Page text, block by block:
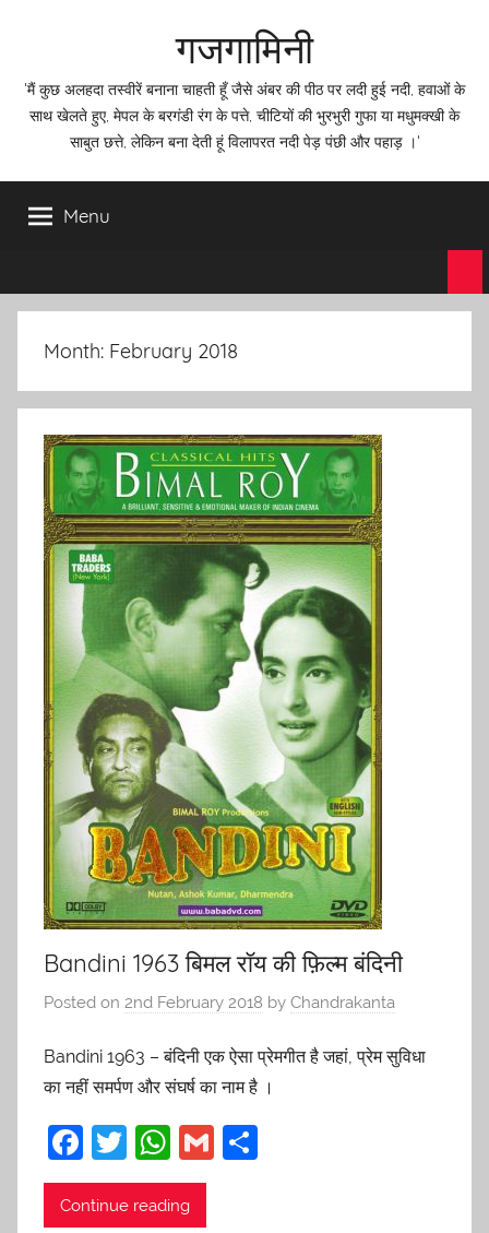
गजगामिनी
'मैं कुछ अलहदा तस्वीरें बनाना चाहती हूँ जैसे अंबर की पीठ पर लदी हुई नदी, हवाओं के
साथ खेलते हुए, मेपल के बरगंडी रंग के पत्ते, चीटियों की भुरभुरी गुफा या मधुमक्खी के
साबुत छत्ते, लेकिन बना देती हूं विलापरत नदी पेड़ पंछी और पहाड़ ।'
Menu
Month: February 2018
Bandini 1963 बिमल रॉय की फ़िल्म बंदिनी
Posted on 2nd February 2018 by Chandrakanta
Bandini 1963 – बंदिनी एक ऐसा प्रेमगीत है जहां, प्रेम सुविधा
का नहीं समर्पण और संघर्ष का नाम है ।
F
a
c
T
w
itt
W
h
at
G
Continue reading